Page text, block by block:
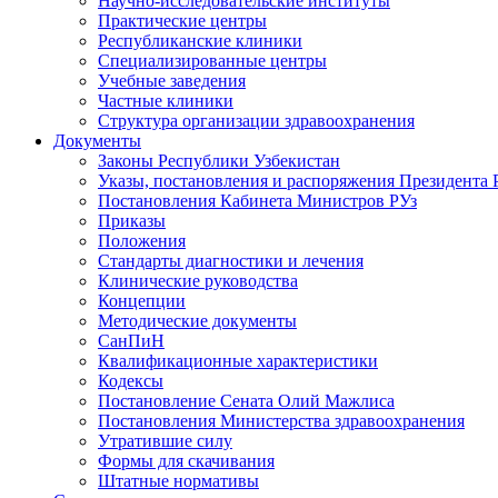
Практические центры
Республиканские клиники
Специализированные центры
Учебные заведения
Частные клиники
Структура организации здравоохранения
Документы
Законы Республики Узбекистан
Указы, постановления и распоряжения Президента
Постановления Кабинета Министров РУз
Приказы
Положения
Стандарты диагностики и лечения
Клинические руководства
Концепции
Методические документы
СанПиН
Квалификационные характеристики
Кодексы
Постановление Сената Олий Мажлиса
Постановления Министерства здравоохранения
Утратившие силу
Формы для скачивания
Штатные нормативы